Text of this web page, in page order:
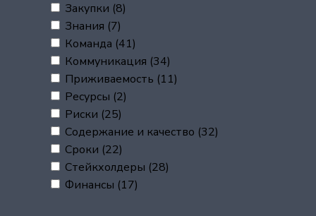
Закупки (8)
Знания (7)
Команда (41)
Коммуникация (34)
Приживаемость (11)
Ресурсы (2)
Риски (25)
Содержание и качество (32)
Сроки (22)
Стейкхолдеры (28)
Финансы (17)